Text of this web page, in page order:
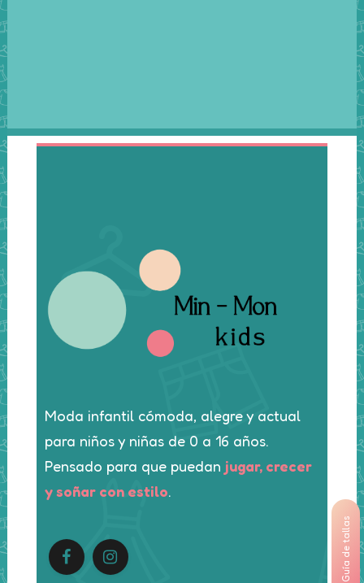
Guía de tallas
Moda infantil cómoda, alegre y actual
para niños y niñas de 0 a 16 años.
Pensado para que puedan jugar, crecer
y soñar con estilo.